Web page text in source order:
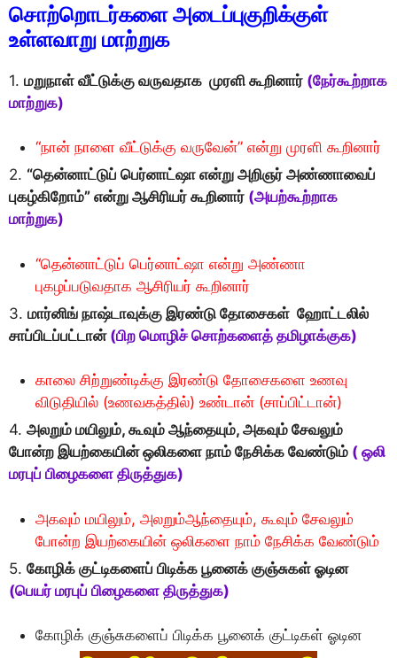
சொற்றொடர்களை அடைப்புகுறிக்குள்
உள்ளவாறு மாற்றுக
1. மறுநாள் வீட்டுக்கு வருவதாக முரளி கூறினார் (நேர்கூற்றாக
மாற்றுக)
“நான் நாளை வீட்டுக்கு வருவேன்” என்று முரளி கூறினார்
2. “தென்னாட்டுப் பெர்னாட்ஷா என்று அறிஞர் அண்ணாவைப்
புகழ்கிறாேம்” என்று ஆசிரியர் கூறினார் (அயற்கூற்றாக
மாற்றுக)
“தென்னாட்டுப் பெர்னாட்ஷா என்று அண்ணா
புகழப்படுவதாக ஆசிரியர் கூறினார்
3. மார்னிங் நாஷ்டாவுக்கு இரண்டு தோசைகள் ஹோட்டலில்
சாப்பிடப்பட்டான் (பிற மொழிச் சொற்களைத் தமிழாக்குக)
காலை சிற்றுண்டிக்கு இரண்டு தோசைகளை உணவு
விடுதியில் (உணவகத்தில்) உண்டான் (சாப்பிட்டான்)
4. அலறும் மயிலும், கூவும் ஆந்தையும், அகவும் சேவலும்
போன்ற இயற்கையின் ஒலிகளை நாம் நேசிக்க வேண்டும் ( ஒலி
மரபுப் பிழைகளை திருத்துக)
அகவும் மயிலும், அலறும்ஆந்தையும், கூவும் சேவலும்
போன்ற இயற்கையின் ஒலிகளை நாம் நேசிக்க வேண்டும்
5. கோழிக் குட்டிகளைப் பிடிக்க பூனைக் குஞ்சுகள் ஓடின
(பெயர் மரபுப் பிழைகளை திருத்துக)
கோழிக் குஞ்சுகளைப் பிடிக்க பூனைக் குட்டிகள் ஓடின